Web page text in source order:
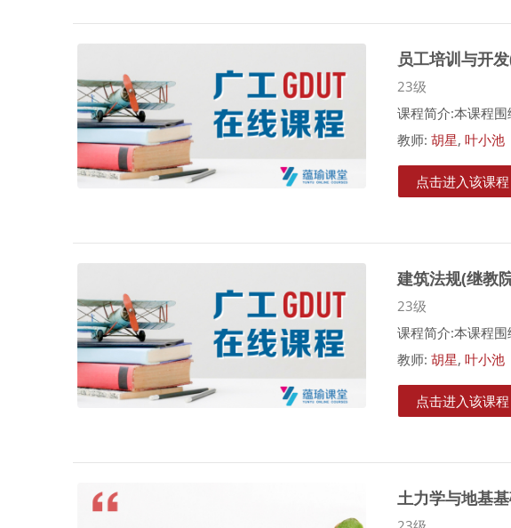
员工培训与开
课程类别
23级
课程简介:本课程围
教师:胡星,叶小池
点击进入该课程
建筑法规(继教
课程类别
23级
课程简介:本课程围
教师:胡星,叶小池
点击进入该课程
土力学与地基
课程类别